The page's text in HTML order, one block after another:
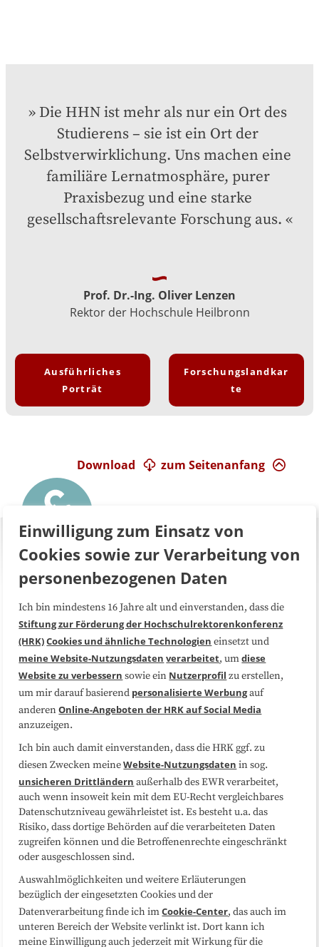
Die HHN ist mehr als nur ein Ort des
Studierens – sie ist ein Ort der
Selbstverwirklichung. Uns machen eine
familiäre Lernatmosphäre, purer
Praxisbezug und eine starke
gesellschaftsrelevante Forschung aus.
Prof. Dr.-Ing. Oliver Lenzen
Rektor der Hochschule Heilbronn
Ausführliches
Porträt
Forschungslandkar
te
zum Seitenanfang
Download
Über uns FAQ
Medienarbeit Kooperationen
Datenschutzerklärung Impressum
Sitemap
Folgen Sie uns
Einwilligung zum Einsatz von
Cookies sowie zur Verarbeitung von
personenbezogenen Daten
Ich bin mindestens 16 Jahre alt und einverstanden, dass die
Stiftung zur Förderung der Hochschulrektorenkonferenz
(HRK)Cookies und ähnliche Technologien einsetzt und
meine Website-Nutzungsdaten verarbeitet, umdiese
Website zu verbessern sowie ein Nutzerprofil zu erstellen,
um mir darauf basierend personalisierte Werbungauf
anderenOnline-Angeboten der HRK auf Social Media
anzuzeigen.
Ich bin auch damit einverstanden, dass die HRK ggf. zu
diesen Zwecken meineWebsite-Nutzungsdaten in sog.
unsicheren Drittländern außerhalb des EWR verarbeitet,
auch wenn insoweit kein mit dem EU-Recht vergleichbares
Datenschutzniveau gewährleistet ist. Es besteht u.a. das
Risiko, dass dortige Behörden auf die verarbeiteten Daten
zugreifen können und die Betroffenenrechte eingeschränkt
oder ausgeschlossen sind.
Auswahlmöglichkeiten und weitere Erläuterungen
bezüglich der eingesetzten Cookies und der
Datenverarbeitung finde ich imCookie-Center, das auch im
unteren Bereich der Website verlinkt ist. Dort kann ich
meine Einwilligung auch jederzeit mit Wirkung für die